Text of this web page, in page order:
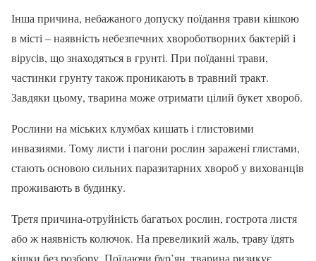
Інша причина, небажаного допуску поїдання трави кішкою
в місті – наявність небезпечних хвороботворних бактерій і
вірусів, що знаходяться в грунті. При поїданні трави,
частинки грунту також проникають в травний тракт.
Завдяки цьому, тварина може отримати цілий букет хвороб.
Рослини на міських клумбах кишать і глистовими
инвазиями. Тому листи і пагони рослин заражені глистами,
стають основою сильних паразитарних хвороб у вихованців
проживають в будинку.
Третя причина-отруйність багатьох рослин, гострота листя
або ж наявність колючок. На превеликий жаль, траву їдять
кішки без розбору. Поїдаючи бур’ян, тварина ризикує